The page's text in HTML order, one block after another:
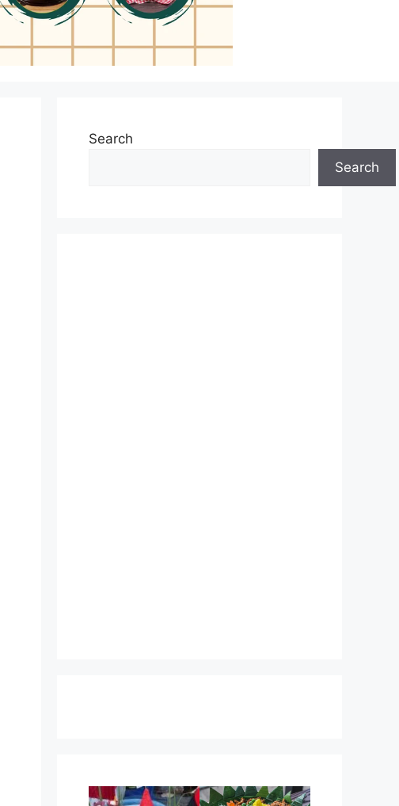
Search
Search